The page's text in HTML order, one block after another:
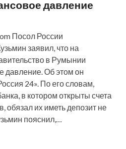
давление
Посол России
заявил, что на
в Румынии
давление. Об этом он
24». По его словам,
в котором открыты счета
обязал их иметь депозит не
пояснил,…